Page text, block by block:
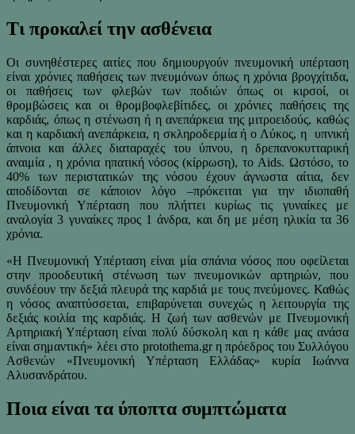
Τι προκαλεί την ασθένεια
Οι συνηθέστερες αιτίες που δημιουργούν πνευμονική υπέρταση
είναι χρόνιες παθήσεις των πνευμόνων όπως η χρόνια βρογχίτιδα,
οι παθήσεις των φλεβών των ποδιών όπως οι κιρσοί, οι
θρομβώσεις και οι θρομβοφλεβίτιδες, οι χρόνιες παθήσεις της
καρδιάς, όπως η στένωση ή η ανεπάρκεια της μιτροειδούς, καθώς
και η καρδιακή ανεπάρκεια, η σκληροδερμία ή ο Λύκος, η υπνική
άπνοια και άλλες διαταραχές του ύπνου, η δρεπανοκυτταρική
αναιμία , η χρόνια ηπατική νόσος (κίρρωση), το Aids. Ωστόσο, το
40% των περιστατικών της νόσου έχουν άγνωστα αίτια, δεν
αποδίδονται σε κάποιον λόγο –πρόκειται για την ιδιοπαθή
Πνευμονική Υπέρταση που πλήττει κυρίως τις γυναίκες με
αναλογία 3 γυναίκες προς 1 άνδρα, και δη με μέση ηλικία τα 36
χρόνια.
«Η Πνευμονική Υπέρταση είναι μία σπάνια νόσος που οφείλεται
στην προοδευτική στένωση των πνευμονικών αρτηριών, που
συνδέουν την δεξιά πλευρά της καρδιά με τους πνεύμονες. Καθώς
η νόσος αναπτύσσεται, επιβαρύνεται συνεχώς η λειτουργία της
δεξιάς κοιλία της καρδιάς. Η ζωή των ασθενών με Πνευμονική
Αρτηριακή Υπέρταση είναι πολύ δύσκολη και η κάθε μας ανάσα
είναι σημαντική» λέει στο protothema.gr η πρόεδρος του Συλλόγου
Ασθενών «Πνευμονική Υπέρταση Ελλάδας» κυρία Ιωάννα
Αλυσανδράτου.
Ποια είναι τα ύποπτα συμπτώματα